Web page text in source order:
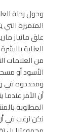
وحول رحلة
المتميزة
علق ماتياز
العناية
من العلامات
الأسود أو
ومحددوه في
أن الأمر
المطلوبة
نكن نرغب في